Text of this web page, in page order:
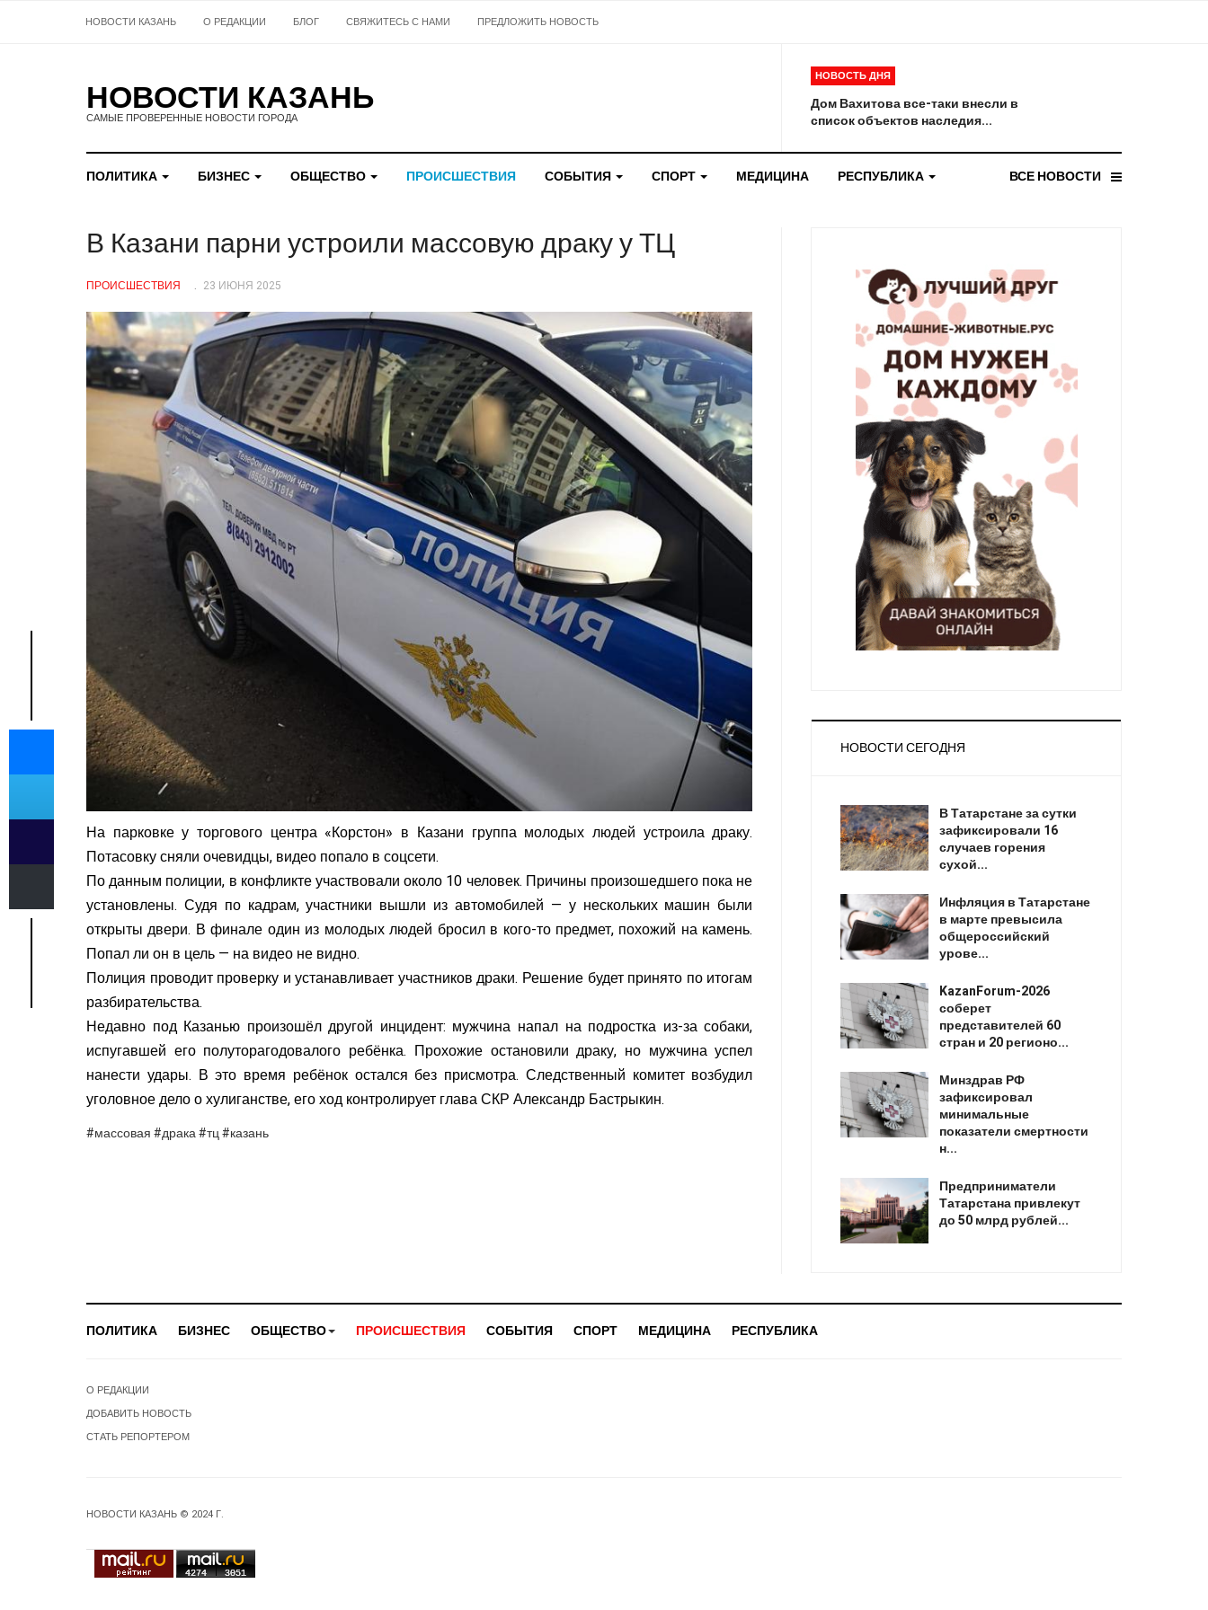
НОВОСТИ КАЗАНЬ О РЕДАКЦИИ БЛОГ СВЯЖИТЕСЬ С НАМИ ПРЕДЛОЖИТЬ НОВОСТЬ
НОВОСТИ КАЗАНЬ
САМЫЕ ПРОВЕРЕННЫЕ НОВОСТИ ГОРОДА
НОВОСТЬ ДНЯ
Дом Вахитова все-таки внесли в
список объектов наследия...
ПОЛИТИКА БИЗНЕС ОБЩЕСТВО ПРОИСШЕСТВИЯ СОБЫТИЯ СПОРТ МЕДИЦИНА РЕСПУБЛИКА ВСЕ НОВОСТИ
В Казани парни устроили массовую драку у ТЦ
ПРОИСШЕСТВИЯ 23 ИЮНЯ 2025
На парковке у торгового центра «Корстон» в Казани группа молодых людей устроила драку.
Потасовку сняли очевидцы, видео попало в соцсети.
По данным полиции, в конфликте участвовали около 10 человек. Причины произошедшего пока не
установлены. Судя по кадрам, участники вышли из автомобилей — у нескольких машин были
открыты двери. В финале один из молодых людей бросил в кого-то предмет, похожий на камень.
Попал ли он в цель — на видео не видно.
Полиция проводит проверку и устанавливает участников драки. Решение будет принято по итогам
разбирательства.
Недавно под Казанью произошёл другой инцидент: мужчина напал на подростка из-за собаки,
испугавшей его полуторагодовалого ребёнка. Прохожие остановили драку, но мужчина успел
нанести удары. В это время ребёнок остался без присмотра. Следственный комитет возбудил
уголовное дело о хулиганстве, его ход контролирует глава СКР Александр Бастрыкин.
#массовая #драка #тц #казань
НОВОСТИ СЕГОДНЯ
В Татарстане за сутки
зафиксировали 16
случаев горения
сухой...
Инфляция в Татарстане
в марте превысила
общероссийский
урове...
KazanForum-2026
соберет
представителей 60
стран и 20 регионо...
Минздрав РФ
зафиксировал
минимальные
показатели смертности
н...
Предприниматели
Татарстана привлекут
до 50 млрд рублей...
ПОЛИТИКА БИЗНЕС ОБЩЕСТВО ПРОИСШЕСТВИЯ СОБЫТИЯ СПОРТ МЕДИЦИНА РЕСПУБЛИКА
О РЕДАКЦИИ
ДОБАВИТЬ НОВОСТЬ
СТАТЬ РЕПОРТЕРОМ
НОВОСТИ КАЗАНЬ © 2024 Г.
4274 3051